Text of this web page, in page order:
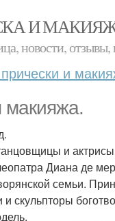
И
новости,
и
макияжа.
и
Диана де
семьи.
и скульпторы